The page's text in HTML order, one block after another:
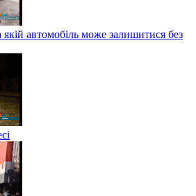
автомобіль може залишитися без